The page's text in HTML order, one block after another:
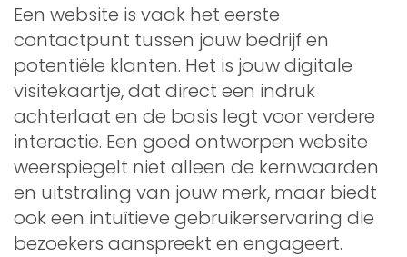
Een website is vaak het eerste
contactpunt tussen jouw bedrijf en
potentiële klanten. Het is jouw digitale
visitekaartje, dat direct een indruk
achterlaat en de basis legt voor verdere
interactie. Een goed ontworpen website
weerspiegelt niet alleen de kernwaarden
en uitstraling van jouw merk, maar biedt
ook een intuïtieve gebruikerservaring die
bezoekers aanspreekt en engageert.